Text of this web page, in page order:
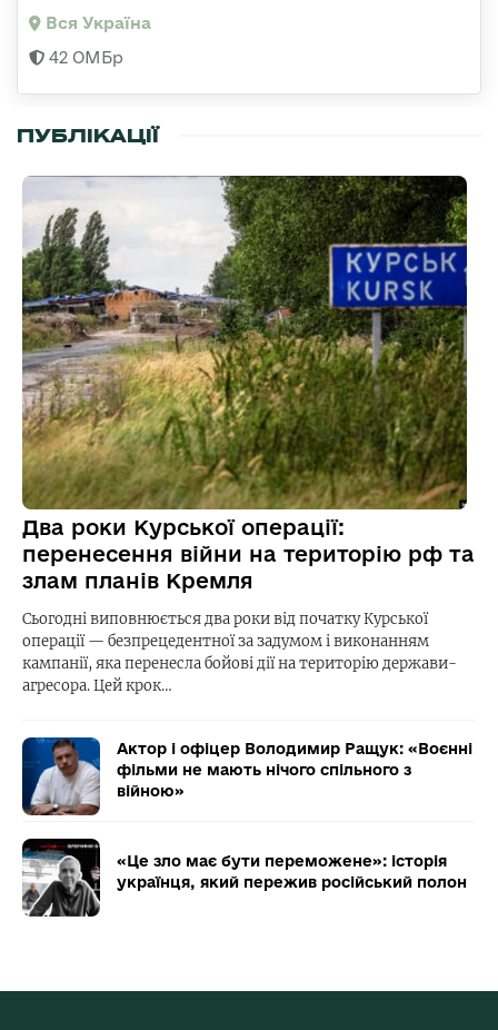
Вся Україна
42 ОМБр
ПУБЛІКАЦІЇ
Два роки Курської операції:
перенесення війни на територію рф та
злам планів Кремля
Сьогодні виповнюється два роки від початку Курської
операції — безпрецедентної за задумом і виконанням
кампанії, яка перенесла бойові дії на територію держави-
агресора. Цей крок…
Актор і офіцер Володимир Ращук: «Воєнні
фільми не мають нічого спільного з
війною»
«Це зло має бути переможене»: історія
українця, який пережив російський полон